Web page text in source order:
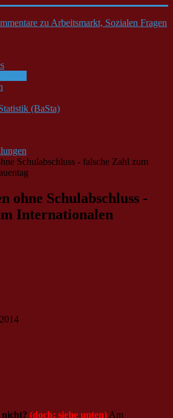
zu Arbeitsmarkt, Sozialen Fragen
(BaSta)
Schulabschluss - falsche Zahl zum
ohne Schulabschluss -
Internationalen
(doch: siehe unten) Am